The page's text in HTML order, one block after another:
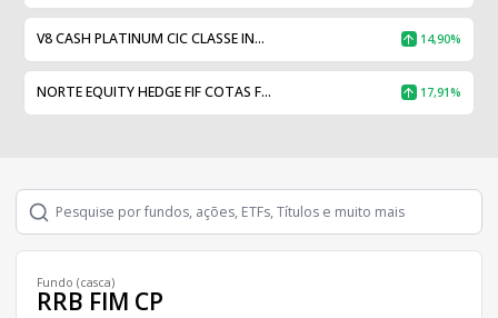
V8 CASH PLATINUM CIC CLASSE IN... 14,90%
NORTE EQUITY HEDGE FIF COTAS F... 17,91%
Fundo (casca)
RRB FIM CP